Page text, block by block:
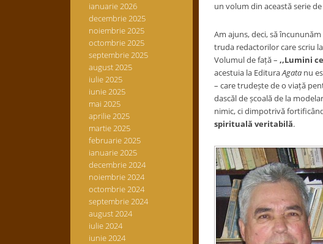
ianuarie 2026
decembrie 2025
noiembrie 2025
octombrie 2025
septembrie 2025
august 2025
iulie 2025
iunie 2025
mai 2025
aprilie 2025
martie 2025
februarie 2025
ianuarie 2025
decembrie 2024
noiembrie 2024
octombrie 2024
septembrie 2024
august 2024
iulie 2024
iunie 2024
un volum din această serie
Am ajuns, deci, să
truda redactorilor care scriu
Volumul de față – ,,Lumini
acestuia la EdituraAgatanu
– care trudește de o viață
dascăl de școală de la
nimic, ci dimpotrivă
spirituală veritabilă.